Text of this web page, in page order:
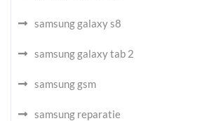
samsung galaxy s8
samsung galaxy tab 2
samsung gsm
samsung reparatie